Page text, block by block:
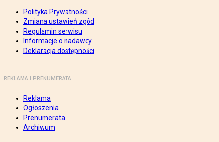
Polityka Prywatności
Zmiana ustawień zgód
Regulamin serwisu
Informacje o nadawcy
Deklaracja dostępności
REKLAMA I PRENUMERATA
Reklama
Ogłoszenia
Prenumerata
Archiwum